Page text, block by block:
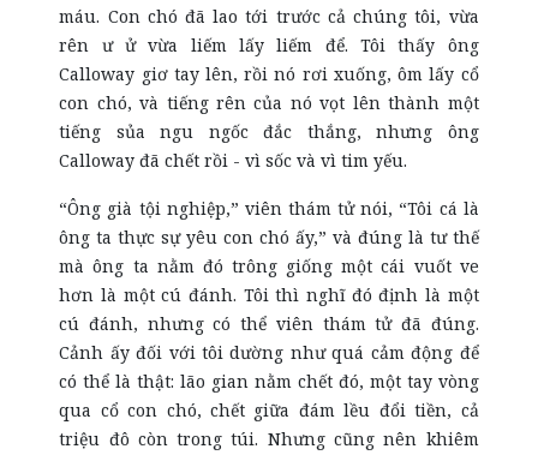
máu. Con chó đã lao tới trước cả chúng tôi, vừa
rên ư ử vừa liếm lấy liếm để. Tôi thấy ông
Calloway giơ tay lên, rồi nó rơi xuống, ôm lấy cổ
con chó, và tiếng rên của nó vọt lên thành một
tiếng sủa ngu ngốc đắc thắng, nhưng ông
Calloway đã chết rồi - vì sốc và vì tim yếu.
“Ông già tội nghiệp,” viên thám tử nói, “Tôi cá là
ông ta thực sự yêu con chó ấy,” và đúng là tư thế
mà ông ta nằm đó trông giống một cái vuốt ve
hơn là một cú đánh. Tôi thì nghĩ đó định là một
cú đánh, nhưng có thể viên thám tử đã đúng.
Cảnh ấy đối với tôi dường như quá cảm động để
có thể là thật: lão gian nằm chết đó, một tay vòng
qua cổ con chó, chết giữa đám lều đổi tiền, cả
triệu đô còn trong túi. Nhưng cũng nên khiêm